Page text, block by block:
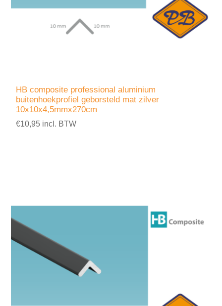
HB composite professional aluminium
buitenhoekprofiel geborsteld mat zilver
10x10x4,5mmx270cm
€10,95 incl. BTW